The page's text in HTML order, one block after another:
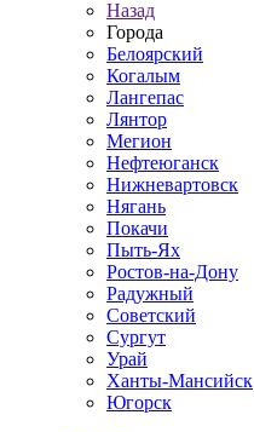
Назад
Города
Белоярский
Когалым
Лангепас
Лянтор
Мегион
Нефтеюганск
Нижневартовск
Нягань
Покачи
Пыть-Ях
Рoстов-на-Дону
Радужный
Советский
Сургут
Урай
Ханты-Мансийск
Югорск